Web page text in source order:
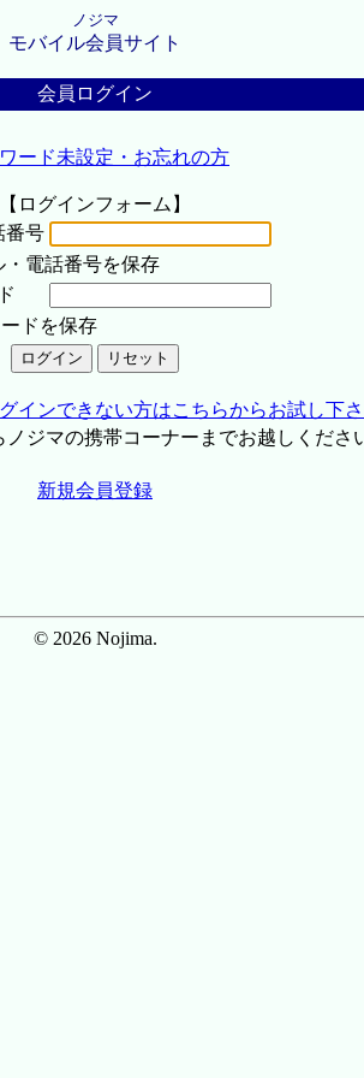
ノジマ
モバイル会員サイト
会員ログイン
ード未設定・お忘れの方
【ログインフォーム】
番号
・電話番号を保存
ドを保存
インできない方はこちらからお試し下
ジマの携帯コーナーまでお越しくださ
新規会員登録
© 2026 Nojima.